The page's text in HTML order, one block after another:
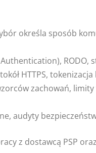
określa sposób
RODO,
HTTPS,
zachowań,
audyty
z dostawcą PSP